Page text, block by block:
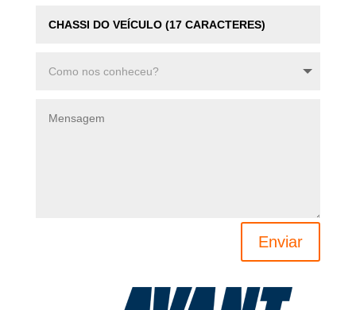
Enviar